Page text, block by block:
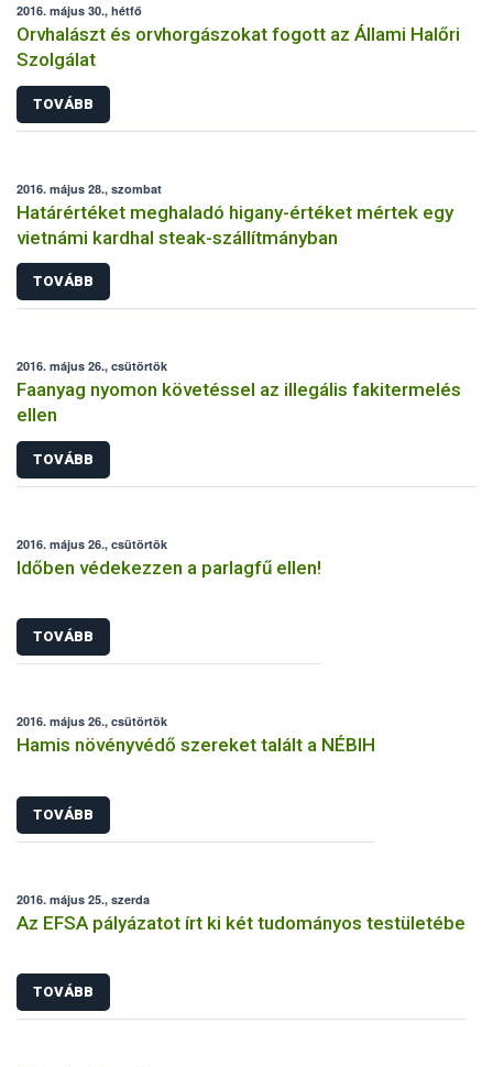
2016. május 30., hétfő
Orvhalászt és orvhorgászokat fogott az Állami Halőri
Szolgálat
TOVÁBB
2016. május 28., szombat
Határértéket meghaladó higany-értéket mértek egy
vietnámi kardhal steak-szállítmányban
TOVÁBB
2016. május 26., csütörtök
Faanyag nyomon követéssel az illegális fakitermelés
ellen
TOVÁBB
2016. május 26., csütörtök
Időben védekezzen a parlagfű ellen!
TOVÁBB
2016. május 26., csütörtök
Hamis növényvédő szereket talált a NÉBIH
TOVÁBB
2016. május 25., szerda
Az EFSA pályázatot írt ki két tudományos testületébe
TOVÁBB